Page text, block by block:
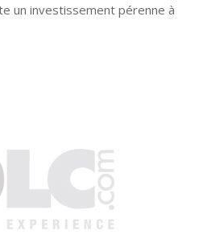
un investissement pérenne à